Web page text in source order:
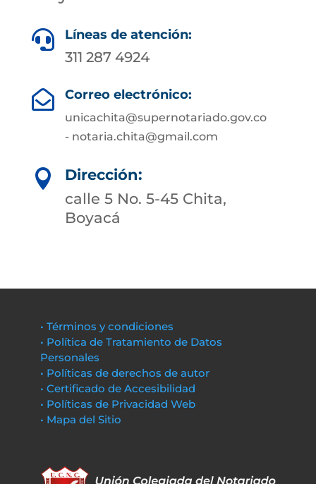
 Líneas de atención:
311 287 4924
 Correo electrónico:
unicachita@supernotariado.gov.co
- notaria.chita@gmail.com

Dirección:
calle 5 No. 5-45 Chita,
Boyacá
• Términos y condiciones
• Política de Tratamiento de Datos
Personales
• Políticas de derechos de autor
• Certificado de Accesibilidad
• Políticas de Privacidad Web
• Mapa del Sitio